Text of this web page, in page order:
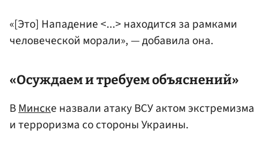
«[Это] Нападение <...> находится за рамками
человеческой морали», — добавила она.
«Осуждаем и требуем объяснений»
ВМинске назвали атаку ВСУ актом экстремизма
и терроризма со стороны Украины.